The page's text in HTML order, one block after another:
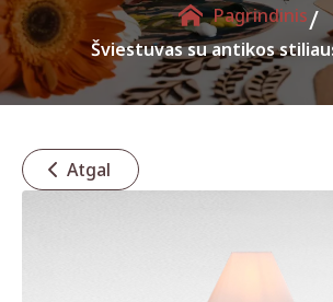
Pagrindinis/
Šviestuvas su antikos
Atgal